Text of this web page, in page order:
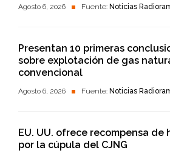
Agosto 6, 2026 Fuente: Noticias
Presentan 10 primeras
sobre explotación de gas
convencional
Agosto 6, 2026 Fuente: Noticias
EU. UU. ofrece recompensa de
por la cúpula del CJNG